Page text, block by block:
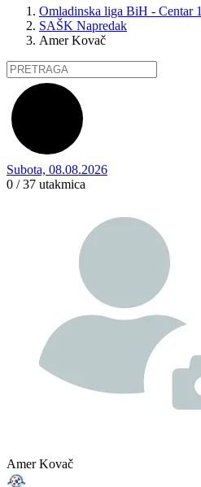
Omladinska liga BiH - Centar 1
SAŠK Napredak
Amer Kovač
Subota, 08.08.2026
0 / 37 utakmica
Amer Kovač